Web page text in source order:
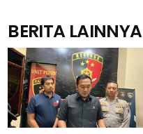
BERITA LAINNYA